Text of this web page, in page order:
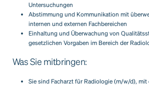
Untersuchungen
Abstimmung und Kommunikation mit
internen und externen Fachbereichen
Einhaltung und Überwachung von
gesetzlichen Vorgaben im Bereich der
Was Sie mitbringen:
Sie sind Facharzt für Radiologie (m/w/d), mit